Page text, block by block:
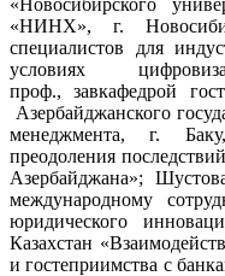
«НИНХ», г.
специалистов для
условиях
проф., завкафедрой
Азербайджанского
менеджмента, г.
преодоления
Азербайджана»;
международному
юридического
Казахстан
и гостеприимства с